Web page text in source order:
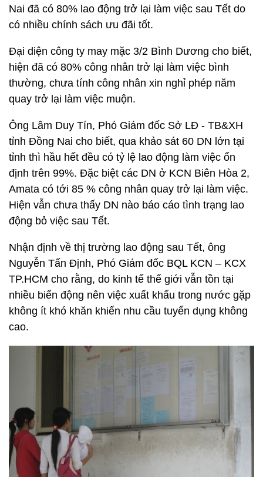
Nai đã có 80% lao động trở lại làm việc sau Tết do
có nhiều chính sách ưu đãi tốt.
Đại diện công ty may mặc 3/2 Bình Dương cho biết,
hiện đã có 80% công nhân trở lại làm việc bình
thường, chưa tính công nhân xin nghỉ phép năm
quay trở lại làm việc muộn.
Ông Lâm Duy Tín, Phó Giám đốc Sở LĐ - TB&XH
tỉnh Đồng Nai cho biết, qua khảo sát 60 DN lớn tại
tỉnh thì hầu hết đều có tỷ lệ lao động làm việc ổn
định trên 99%. Đặc biệt các DN ở KCN Biên Hòa 2,
Amata có tới 85 % công nhân quay trở lại làm việc.
Hiện vẫn chưa thấy DN nào báo cáo tình trạng lao
động bỏ việc sau Tết.
Nhận định về thị trường lao động sau Tết, ông
Nguyễn Tấn Định, Phó Giám đốc BQL KCN – KCX
TP.HCM cho rằng, do kinh tế thế giới vẫn tồn tại
nhiều biến động nên việc xuất khẩu trong nước gặp
không ít khó khăn khiến nhu cầu tuyển dụng không
cao.